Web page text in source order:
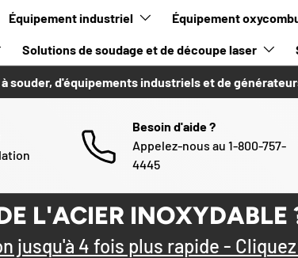
Équipement industriel Équipement
Solutions de soudage et de découpe laser
souder, d'équipements industriels et de
Besoin d'aide ?
Appelez-nous au 1-800-757-
4445
L'ACIER INOXYDABLE
jusqu'à 4 fois plus rapide -